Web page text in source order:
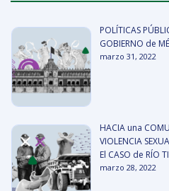
POLÍTICAS
GOBIERNO de
marzo 31, 2022
HACIA una
VIOLENCIA
El CASO de RÍO
marzo 28, 2022